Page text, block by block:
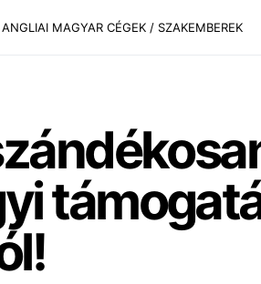
ANGLIAI MAGYAR CÉGEK / SZAKEMBEREK